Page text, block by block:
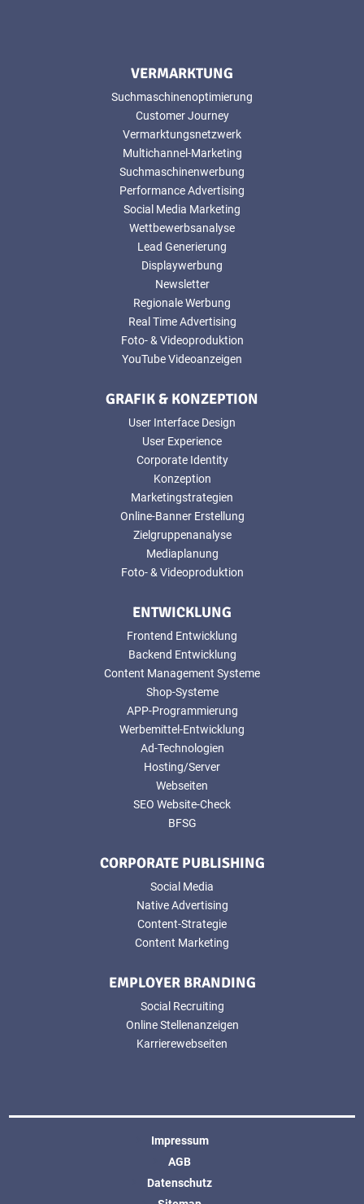
VERMARKTUNG
Suchmaschinenoptimierung
Customer Journey
Vermarktungsnetzwerk
Multichannel-Marketing
Suchmaschinenwerbung
Performance Advertising
Social Media Marketing
Wettbewerbsanalyse
Lead Generierung
Displaywerbung
Newsletter
Regionale Werbung
Real Time Advertising
Foto- & Videoproduktion
YouTube Videoanzeigen
GRAFIK & KONZEPTION
User Interface Design
User Experience
Corporate Identity
Konzeption
Marketingstrategien
Online-Banner Erstellung
Zielgruppenanalyse
Mediaplanung
Foto- & Videoproduktion
ENTWICKLUNG
Frontend Entwicklung
Backend Entwicklung
Content Management Systeme
Shop-Systeme
APP-Programmierung
Werbemittel-Entwicklung
Ad-Technologien
Hosting/Server
Webseiten
SEO Website-Check
BFSG
CORPORATE PUBLISHING
Social Media
Native Advertising
Content-Strategie
Content Marketing
EMPLOYER BRANDING
Social Recruiting
Online Stellenanzeigen
Karrierewebseiten
Impressum
AGB
Datenschutz